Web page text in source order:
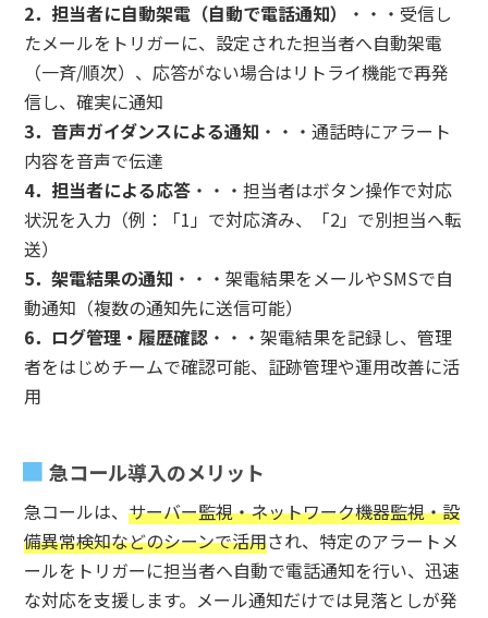
2．担当者に自動架電（自動で電話通知）
・・・受信し
たメールをトリガーに、設定された担当者へ自動架電
（一斉/順次）、応答がない場合はリトライ機能で再発
信し、確実に通知
3．音声ガイダンスによる通知 ・・・通話時にアラート
内容を音声で伝達
4．担当者による応答 ・・・担当者はボタン操作で対応
状況を入力（例：「1」で対応済み、「2」で別担当へ転
送）
5．架電結果の通知 ・・・架電結果をメールやSMSで自
動通知（複数の通知先に送信可能）
6．ログ管理・履歴確認 ・・・架電結果を記録し、管理
者をはじめチームで確認可能、証跡管理や運用改善に活
用
急コール導入のメリット
急コールは、サーバー監視・ネットワーク機器監視・設
備異常検知などのシーンで活用され、特定のアラートメ
ールをトリガーに担当者へ自動で電話通知を行い、迅速
な対応を支援します。メール通知だけでは見落としが発